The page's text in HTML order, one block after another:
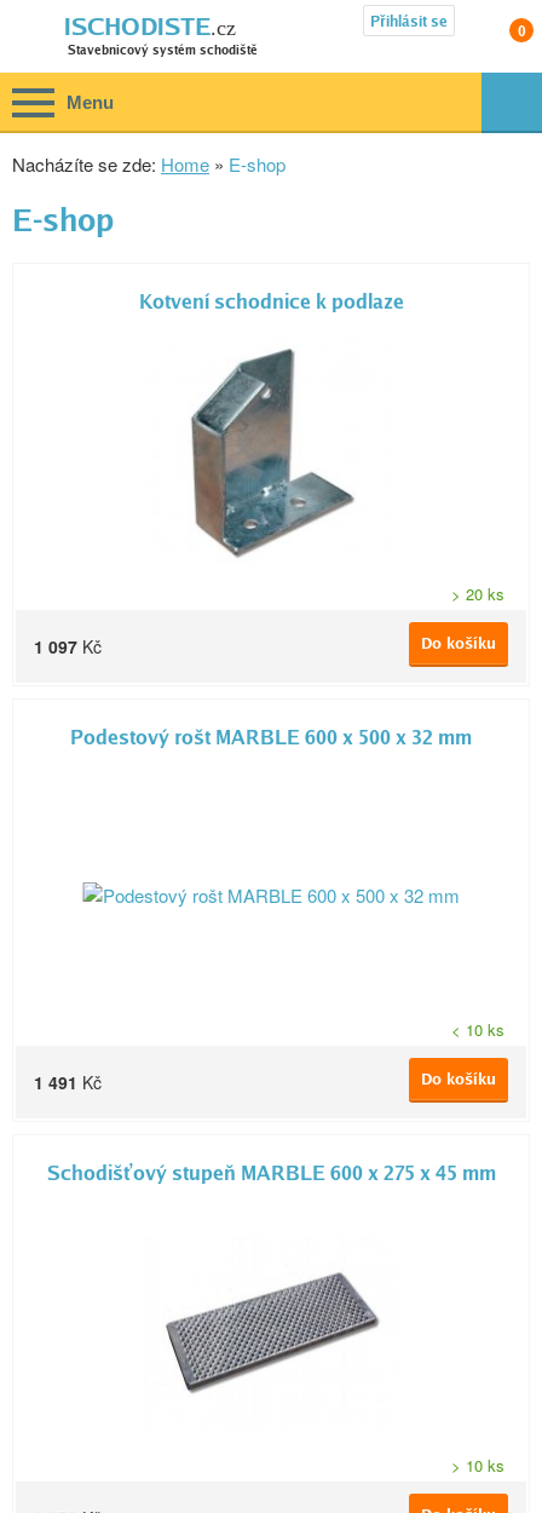
ISCHODISTE Přihlásit se
0
Menu
Nacházíte se zde: Home » E-shop
E-shop
Kotvení schodnice k podlaze
> 20 ks
Do košíku
1 097 Kč
Podestový rošt MARBLE 600 x 500 x 32 mm
< 10 ks
Do košíku
1 491 Kč
Schodišťový stupeň MARBLE 600 x 275 x 45 mm
> 10 ks